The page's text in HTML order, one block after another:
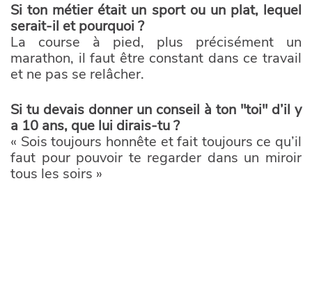
Si ton métier était un sport ou un plat, lequel
serait-il et pourquoi ?
La course à pied, plus précisément un
marathon, il faut être constant dans ce travail
et ne pas se relâcher.
Si tu devais donner un conseil à ton "toi" d’il y
a 10 ans, que lui dirais-tu ?
« Sois toujours honnête et fait toujours ce qu’il
faut pour pouvoir te regarder dans un miroir
tous les soirs »